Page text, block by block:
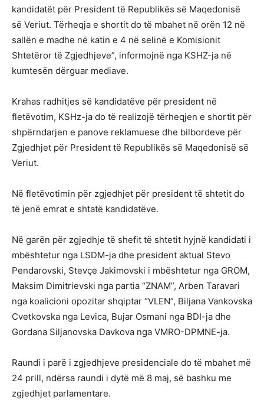
kandidatët për President të Republikës së Maqedonisë
së Veriut. Tërheqja e shortit do të mbahet në orën 12 në
sallën e madhe në katin e 4 në selinë e Komisionit
Shtetëror të Zgjedhjeve”, informojnë nga KSHZ-ja në
kumtesën dërguar mediave.
Krahas radhitjes së kandidatëve për president në
fletëvotim, KSHz-ja do të realizojë tërheqjen e shortit për
shpërndarjen e panove reklamuese dhe bilbordeve për
Zgjedhjet për President të Republikës së Maqedonisë së
Veriut.
Në fletëvotimin për zgjedhjet për president të shtetit do
të jenë emrat e shtatë kandidatëve.
Në garën për zgjedhje të shefit të shtetit hyjnë kandidati i
mbështetur nga LSDM-ja dhe president aktual Stevo
Pendarovski, Stevçe Jakimovski i mbështetur nga GROM,
Maksim Dimitrievski nga partia “ZNAM”, Arben Taravari
nga koalicioni opozitar shqiptar “VLEN”, Biljana Vankovska
Cvetkovska nga Levica, Bujar Osmani nga BDI-ja dhe
Gordana Siljanovska Davkova nga VMRO-DPMNE-ja.
Raundi i parë i zgjedhjeve presidenciale do të mbahet më
24 prill, ndërsa raundi i dytë më 8 maj, së bashku me
zgjedhjet parlamentare.